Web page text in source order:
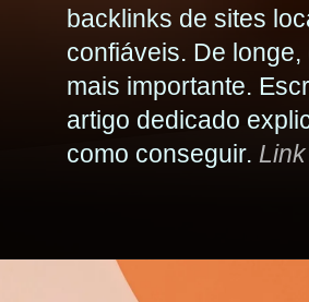
backlinks de sites
confiáveis. De longe,
mais importante.
artigo dedicado
como conseguir.